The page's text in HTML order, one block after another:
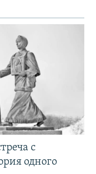
с
одного